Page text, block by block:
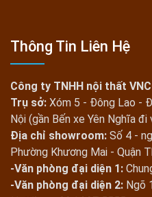
Thông Tin Liên Hệ
Công ty TNHH nội thất
Trụ sở: Xóm 5 - Đông Lao -
Nội (gần Bến xe Yên Nghĩa
Địa chỉ showroom: Số 4 -
Phường Khương Mai - Quận
-Văn phòng đại diện 1:
-Văn phòng đại diện 2: Ngõ